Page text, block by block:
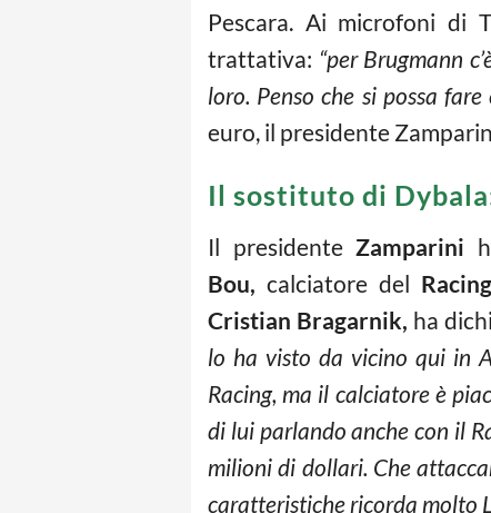
Pescara. Ai microfoni di
trattativa: “per Brugmann
loro. Penso che si possa
euro, il presidente
Il sostituto di
Il presidenteZamparini
Bou, calciatore del
Cristian Bragarnik, ha
lo ha visto da vicino qui in
Racing, ma il calciatore è
di lui parlando anche con il
milioni di dollari. Che
caratteristiche ricorda molto